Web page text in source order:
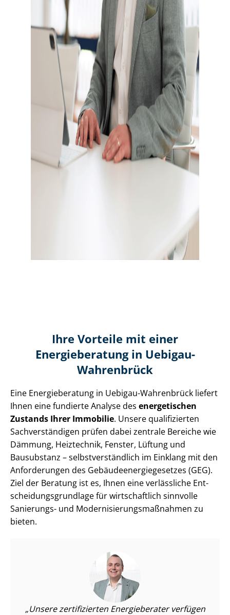
Ihre Vorteile mit einer
Energieberatung in Uebigau-
Wahrenbrück
Eine Energieberatung in Uebigau-Wahrenbrück liefert
Ihnen eine fundierte Analyse des energetischen
Zustands Ihrer Immobilie. Unsere qualifizierten
Sach­ver­stän­di­gen prüfen dabei zentrale Bereiche wie
Dämmung, Heiztechnik, Fenster, Lüftung und
Bausubstanz – selbst­ver­ständ­lich im Einklang mit den
Anforderungen des Ge­bäu­de­en­er­gie­ge­set­zes (GEG).
Ziel der Beratung ist es, Ihnen eine verlässliche Ent­
schei­dungs­grund­la­ge für wirtschaftlich sinnvolle
Sanierungs- und Mo­der­ni­sie­rungs­maß­nah­men zu
bieten.
Unsere zertifizierten Energieberater verfügen